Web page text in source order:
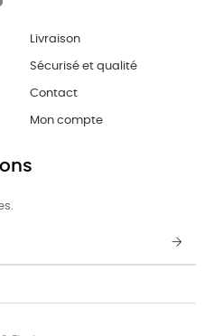
Livraison
Sécurisé et qualité
Contact
Mon compte